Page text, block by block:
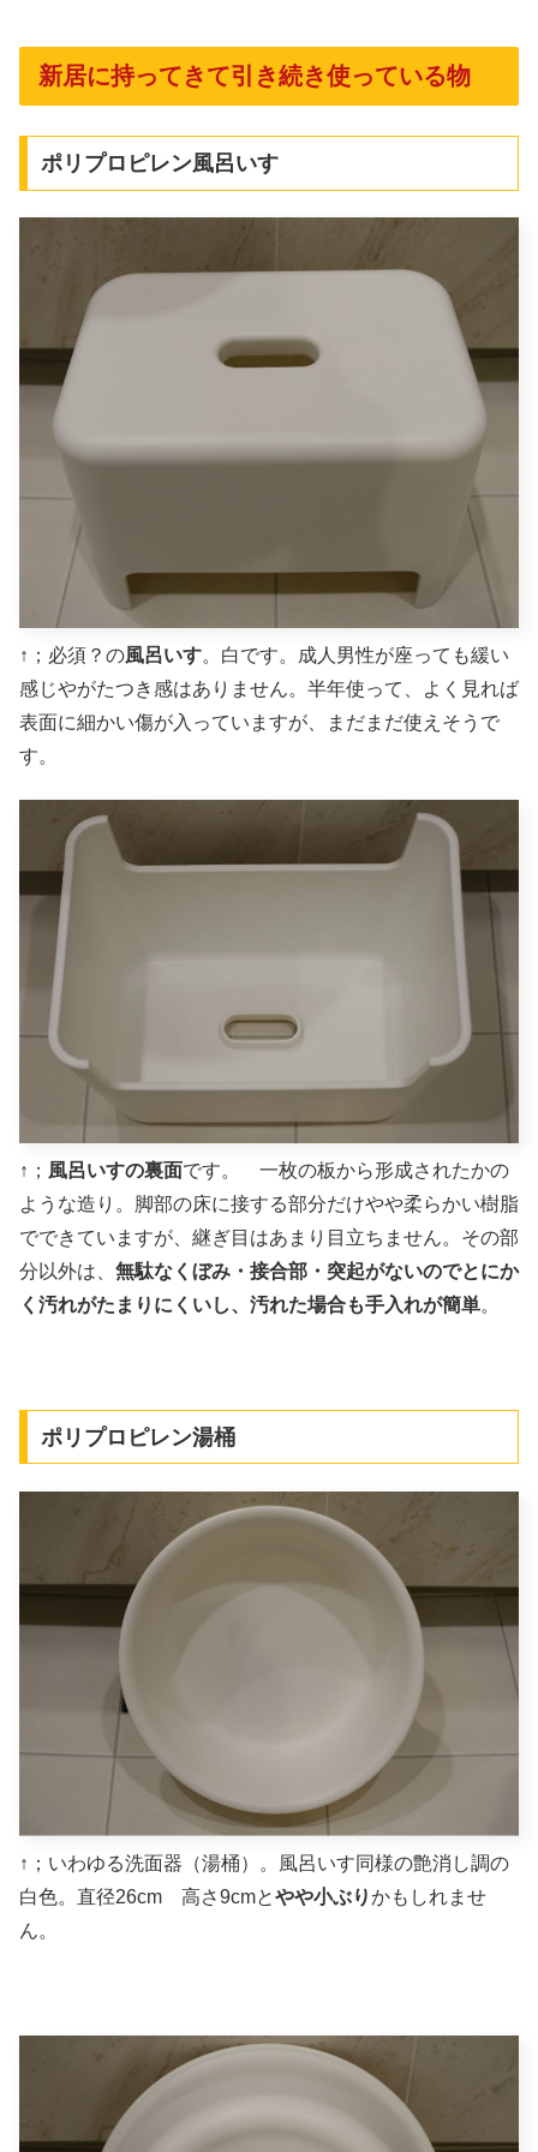
新居に持ってきて引き続き使っている物
ポリプロピレン風呂いす
↑；必須？の風呂いす。白です。成人男性が座っても緩い
感じやがたつき感はありません。半年使って、よく見れば
表面に細かい傷が入っていますが、まだまだ使えそうで
す。
↑； 風呂いすの裏面です。 一枚の板から形成されたかの
ような造り。脚部の床に接する部分だけやや柔らかい樹脂
でできていますが、継ぎ目はあまり目立ちません。その部
分以外は、 無駄なくぼみ・接合部・突起がないのでとにか
く汚れがたまりにくいし、汚れた場合も手入れが簡単。
ポリプロピレン湯桶
↑；いわゆる洗面器（湯桶）。風呂いす同様の艶消し調の
白色。直径26cm 高さ9cmとやや小ぶりかもしれませ
ん。